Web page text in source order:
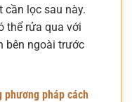
lọc sau này.
thể rửa qua với
bên ngoài trước
phương pháp cách